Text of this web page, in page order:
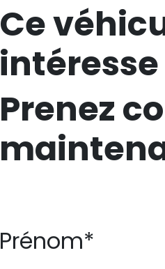
Ce
intéresse
Prenez
Prénom*